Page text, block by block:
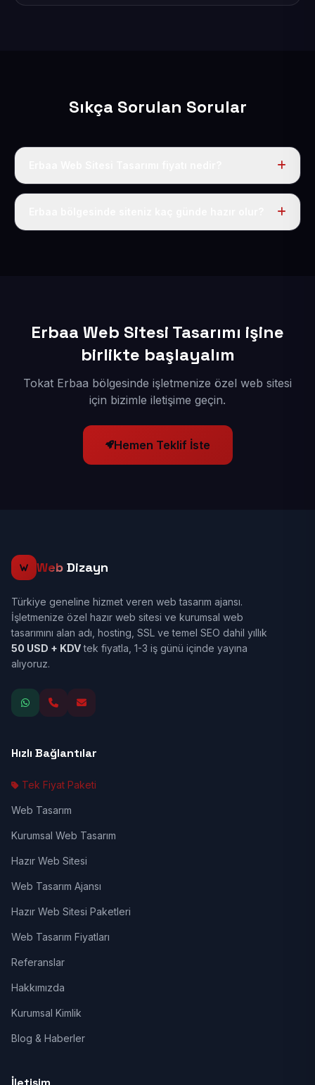
Sıkça Sorulan Sorular
Tek fiyat uygulanır: yıllık 50 USD + KDV. Bu bedele alan
Erbaa Web Sitesi Tasarımı işine
birlikte başlayalım
Tokat Erbaa bölgesinde işletmenize özel web sitesi
için bizimle iletişime geçin.
Hemen Teklif İste
Web Dizayn
Türkiye geneline hizmet veren web tasarım ajansı.
İşletmenize özel hazır web sitesi ve kurumsal web
tasarımını alan adı, hosting, SSL ve temel SEO dahil yıllık
50 USD + KDVtek fiyatla, 1-3 iş günü içinde yayına
alıyoruz.
Hızlı Bağlantılar
Tek Fiyat Paketi
Web Tasarım
Kurumsal Web Tasarım
Hazır Web Sitesi
Web Tasarım Ajansı
Hazır Web Sitesi Paketleri
Web Tasarım Fiyatları
Referanslar
Hakkımızda
Kurumsal Kimlik
Blog & Haberler